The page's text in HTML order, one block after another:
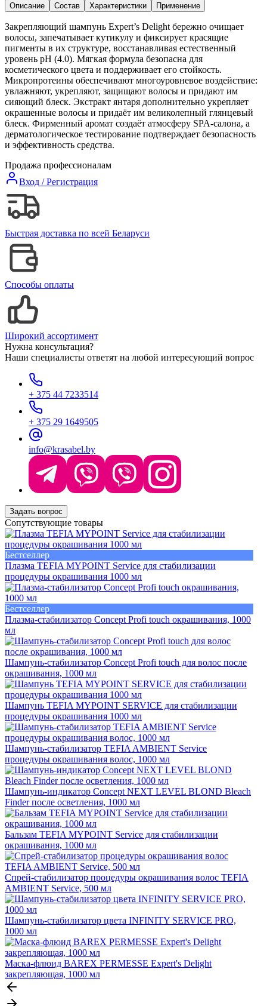
Описание
Состав Характеристики Применение
Закрепляющий шампунь Expert’s Delight бережно очищает
волосы, запечатывает кутикулу и фиксирует красящие
пигменты в их структуре, восстанавливая естественный
уровень pH (4.0). Мягкая формула безопасна для
косметического цвета и поддерживает его стойкость.
Микропротеины обеспечивают многоуровневое воздействие:
увлажняют, укрепляют, защищают волосы и придают им
сияющий блеск. Экстракт янтаря дополнительно укрепляет
окрашенные волосы и придаёт им великолепный глянцевый
блеск. Фирменный аромат создаёт атмосферу SPA-салона, а
дерматологическое тестирование подтверждает безопасность
и эффективность средства.
Продажа профессионалам
Вход / Регистрация
Быстрая доставка по всей Беларуси
Способы оплаты
Широкий ассортимент
Нужна консультация?
Наши специалисты ответят на любой интересующий вопрос
+ 375 44 7233514
+ 375 29 1649505
info@krasabel.by
Задать вопрос
Сопутствующие товары
Бестселлер
Плазма TEFIA MYPOINT Service для стабилизации
процедуры окрашивания 1000 мл
Бестселлер
Плазма-стабилизатор Concept Profi touch окрашивания, 1000
мл
Шампунь-стабилизатор Concept Profi touch для волос после
окрашивания, 1000 мл
Шампунь TEFIA MYPOINT SERVICE для стабилизации
процедуры окрашивания 1000 мл
Шампунь-стабилизатор TEFIA AMBIENT Service
процедуры окрашивания волос, 1000 мл
Шампунь-индикатор Concept NEXT LEVEL BLOND Bleach
Finder после осветления, 1000 мл
Бальзам TEFIA MYPOINT Service для стабилизации
окрашивания, 1000 мл
Спрей-стабилизатор процедуры окрашивания волос TEFIA
AMBIENT Service, 500 мл
Шампунь-стабилизатор цвета INFINITY SERVICE PRO,
1000 мл
Маска-флюид BAREX PERMESSE Expert's Delight
закрепляющая, 1000 мл